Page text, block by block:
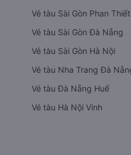
Vé tàu Sài Gòn Phan Thiết
Vé tàu Sài Gòn Đà Nẵng
Vé tàu Sài Gòn Hà Nội
Vé tàu Nha Trang Đà
Vé tàu Đà Nẵng Huế
Vé tàu Hà Nội Vinh